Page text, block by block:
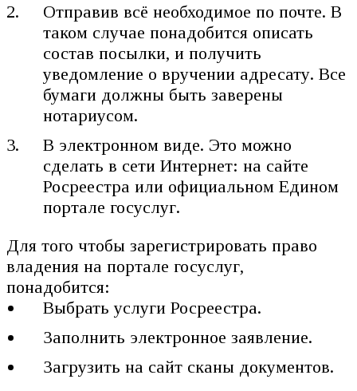
Отправив всё необходимое по почте. В
таком случае понадобится описать
состав посылки, и получить
уведомление о вручении адресату. Все
бумаги должны быть заверены
нотариусом.
В электронном виде. Это можно
сделать в сети Интернет: на сайте
Росреестра или официальном Едином
портале госуслуг.
Для того чтобы зарегистрировать право
владения на портале госуслуг,
понадобится:
Выбрать услуги Росреестра.
Заполнить электронное заявление.
Загрузить на сайт сканы документов.